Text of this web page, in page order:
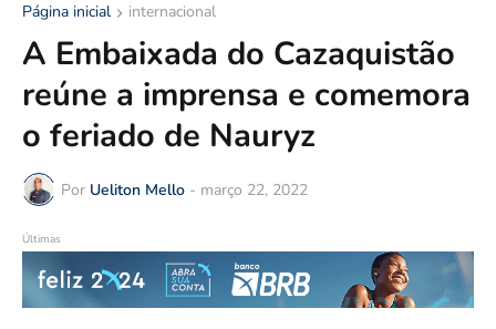
Página inicial internacional
A Embaixada do Cazaquistão
reúne a imprensa e comemora
o feriado de Nauryz
Por Ueliton Mello - março 22, 2022
Últimas